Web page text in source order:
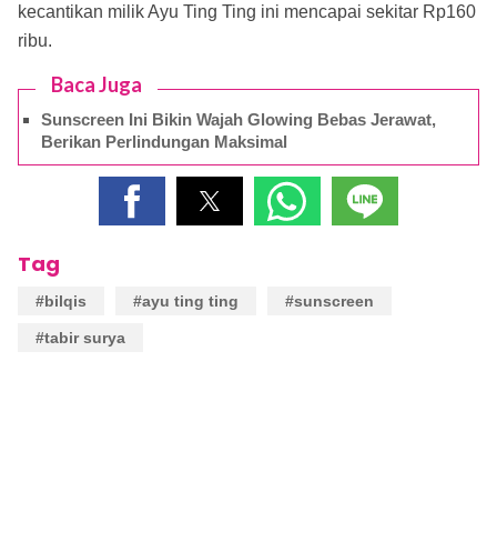
kecantikan milik Ayu Ting Ting ini mencapai sekitar Rp160
ribu.
Baca Juga
Sunscreen Ini Bikin Wajah Glowing Bebas Jerawat,
Berikan Perlindungan Maksimal
Tag
#bilqis #ayu ting ting #sunscreen
#tabir surya